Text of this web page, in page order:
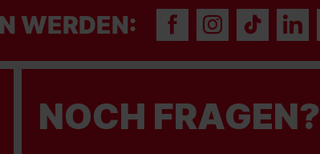
WERDEN:
NOCH FRAGEN?